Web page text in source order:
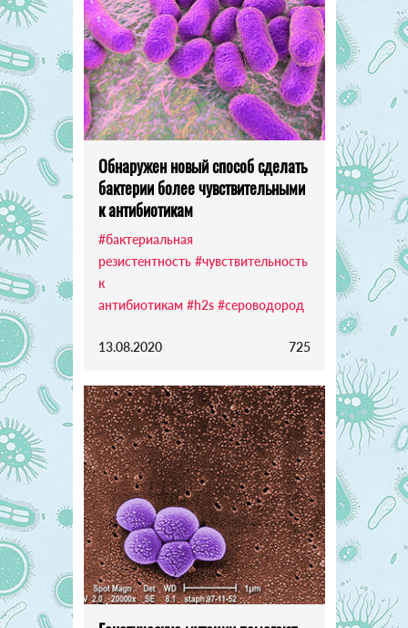
Обнаружен новый способ сделать
бактерии более чувствительными
к антибиотикам
#бактериальная
резистентность #чувствительность
к
антибиотикам #h2s #сероводород
13.08.2020 725